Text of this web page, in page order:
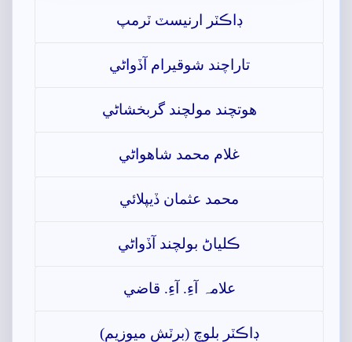
ڊاڪٽر ارنيسٽ ٽرمپ
تاراچند شوقيرام آڏواڻي
ھوتچند مولچند گربخشاڻي
غلام محمد شاھواڻي
محمد عثمان ڏيپلائي
ڪلياڻ بولچند آڏواڻي
علامہ آءِ. آءِ. قاضي
ڊاڪٽر بلوچ (برٽش ميوزيم)